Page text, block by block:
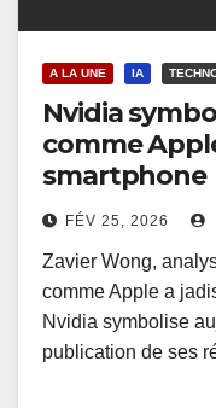
A LA UNE IA
Nvidia
comme
smartphone
FÉV 25, 2026
Zavier Wong,
comme Apple a
Nvidia symbolise
publication de ses